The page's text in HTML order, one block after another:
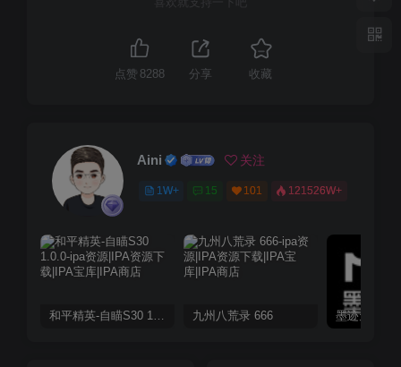
喜欢就支持一下吧
点赞 8288 分享 收藏
Aini 关注
1W+ 15 101 121526W+
和平精英-自瞄S30 1.0.0 九州八荒录 666